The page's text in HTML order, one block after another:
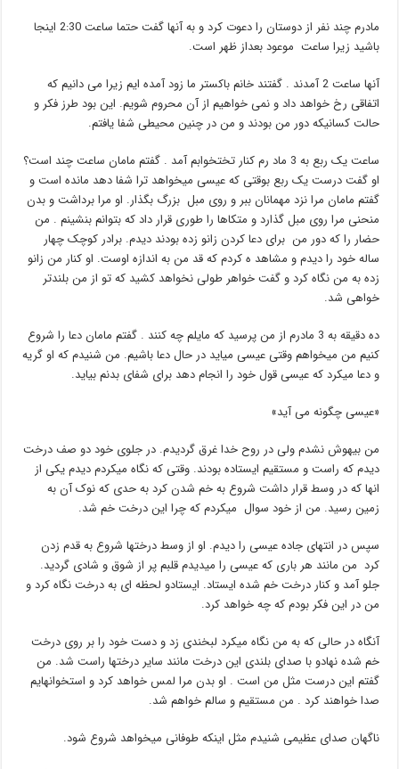
مادرم چند نفر از دوستان را دعوت کرد و به آنها گفت حتما ساعت 2:30 اینجا
باشید زیرا ساعت موعود بعداز ظهر است.
آنها ساعت 2 آمدند . گفتند خانم باکستر ما زود آمده ایم زیرا می دانیم که
اتفاقی رخ خواهد داد و نمی خواهیم از آن محروم شویم. این بود طرز فکر و
حالت کسانیکه دور من بودند و من در چنین محیطی شفا یافتم.
ساعت یک ربع به 3 ماد رم کنار تختخوابم آمد . گفتم مامان ساعت چند است؟
او گفت درست یک ربع بوقتی که عیسی میخواهد ترا شفا دهد مانده است و
گفتم مامان مرا نزد مهمانان ببر و روی مبل بزرگ بگذار. او مرا برداشت و بدن
منحنی مرا روی مبل گذارد و متکاها را طوری قرار داد که بتوانم بنشینم . من
حضار را که دور من برای دعا کردن زانو زده بودند دیدم. برادر کوچک چهار
ساله خود را دیدم و مشاهد ه کردم که قد من به اندازه اوست. او کنار من زانو
زده به من نگاه کرد و گفت خواهر طولی نخواهد کشید که تو از من بلندتر
خواهی شد.
ده دقیقه به 3 مادرم از من پرسید که مایلم چه کنند . گفتم مامان دعا را شروع
کنیم من میخواهم وقتی عیسی میاید در حال دعا باشیم. من شنیدم که او گریه
و دعا میکرد که عیسی قول خود را انجام دهد برای شفای بدنم بیاید.
«عیسی چگونه می آید»
من بیهوش نشدم ولی در روح خدا غرق گردیدم. در جلوی خود دو صف درخت
دیدم که راست و مستقیم ایستاده بودند. وقتی که نگاه میکردم دیدم یکی از
انها که در وسط قرار داشت شروع به خم شدن کرد به حدی که نوک آن به
زمین رسید. من از خود سوال میکردم که چرا این درخت خم شد.
سپس در انتهای جاده عیسی را دیدم. او از وسط درختها شروع به قدم زدن
کرد من مانند هر باری که عیسی را میدیدم قلبم پر از شوق و شادی گردید.
جلو آمد و کنار درخت خم شده ایستاد. ایستادو لحظه ای به درخت نگاه کرد و
من در این فکر بودم که چه خواهد کرد.
آنگاه در حالی که به من نگاه میکرد لبخندی زد و دست خود را بر روی درخت
خم شده نهادو با صدای بلندی این درخت مانند سایر درختها راست شد. من
گفتم این درست مثل من است . او بدن مرا لمس خواهد کرد و استخوانهایم
صدا خواهند کرد . من مستقیم و سالم خواهم شد.
ناگهان صدای عظیمی شنیدم مثل اینکه طوفانی میخواهد شروع شود.